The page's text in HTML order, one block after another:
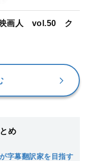
映画人 vol.50 ク
め
字幕翻訳家を目指す